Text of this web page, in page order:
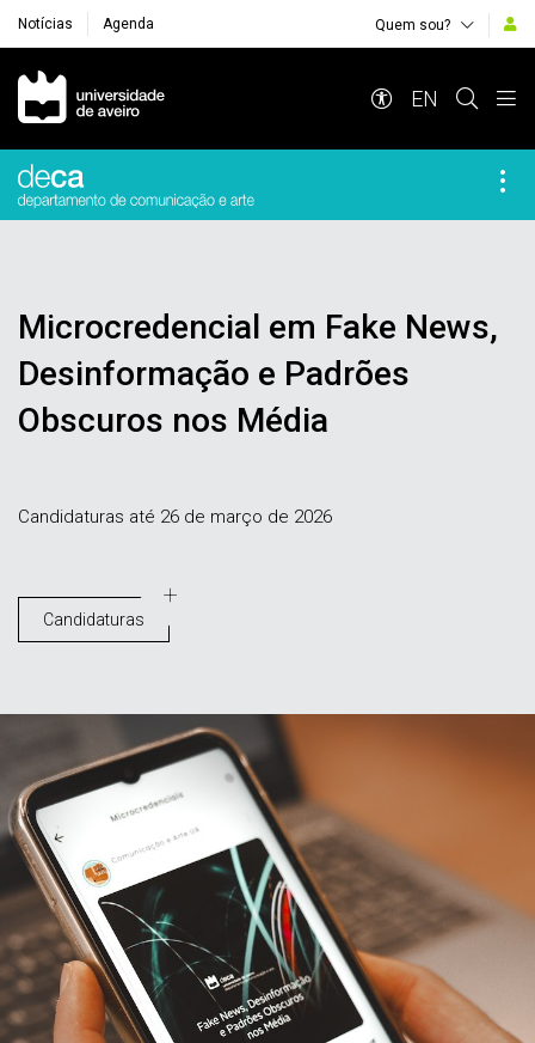
Notícias Agenda Quem sou?
Navegação Principal
EN
Microcredencial em Fake News,
Desinformação e Padrões
Obscuros nos Média
Candidaturas até 26 de março de 2026
Candidaturas